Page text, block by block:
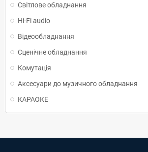
Світлове обладнання
Hi-Fi audio
Відеообладнання
Сценічне обладнання
Комутація
Аксесуари до музичного обладнання
КАРАОКЕ